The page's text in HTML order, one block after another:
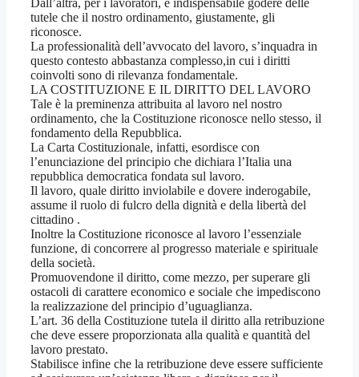
Dall’altra, per i lavoratori, è indispensabile godere delle
tutele che il nostro ordinamento, giustamente, gli
riconosce.
La professionalità dell’avvocato del lavoro, s’inquadra in
questo contesto abbastanza complesso,in cui i diritti
coinvolti sono di rilevanza fondamentale.
LA COSTITUZIONE E IL DIRITTO DEL LAVORO
Tale è la preminenza attribuita al lavoro nel nostro
ordinamento, che la Costituzione riconosce nello stesso, il
fondamento della Repubblica.
La Carta Costituzionale, infatti, esordisce con
l’enunciazione del principio che dichiara l’Italia una
repubblica democratica fondata sul lavoro.
Il lavoro, quale diritto inviolabile e dovere inderogabile,
assume il ruolo di fulcro della dignità e della libertà del
cittadino .
Inoltre la Costituzione riconosce al lavoro l’essenziale
funzione, di concorrere al progresso materiale e spirituale
della società.
Promuovendone il diritto, come mezzo, per superare gli
ostacoli di carattere economico e sociale che impediscono
la realizzazione del principio d’uguaglianza.
L’art. 36 della Costituzione tutela il diritto alla retribuzione
che deve essere proporzionata alla qualità e quantità del
lavoro prestato.
Stabilisce infine che la retribuzione deve essere sufficiente